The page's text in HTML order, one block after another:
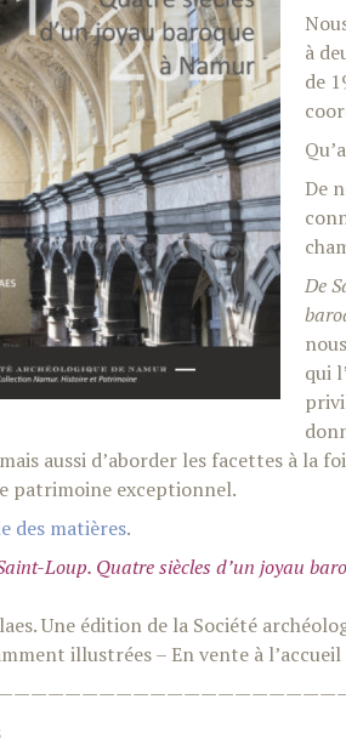
à
de
De
De
qui
aussi d’aborder les facettes à la
patrimoine exceptionnel.
des matières.
Loup. Quatre siècles d’un joyau
Une édition de la Société
illustrées – En vente à l’accueil